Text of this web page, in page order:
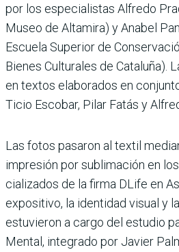
por los espe­cialistas Alfredo
Museo de Altamira) y Anabel
Escuela Superior de
Bienes Culturales de Cataluña).
en textos elaborados en
Ticio Escobar, Pilar Fatás y
Las fotos pasaron al textil
impresión por subli­mación en
cializados de la firma DLife en
expositivo, la identidad visual y
estuvieron a cargo del estudio
Mental, integrado por Javier